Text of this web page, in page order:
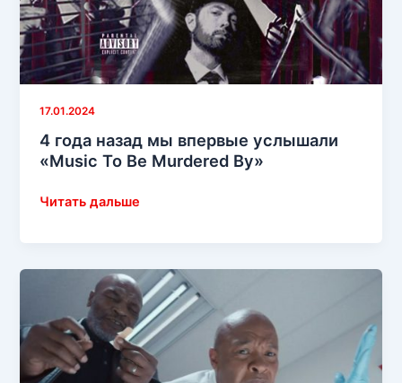
17.01.2024
4 года назад мы впервые услышали
«Music To Be Murdered By»
4
мы
впервые
услышали
«Music
To
Be
Читать дальше